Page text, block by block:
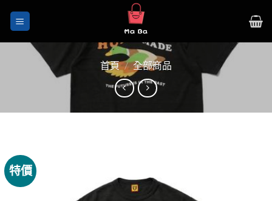
首頁 / 全部商品
特價